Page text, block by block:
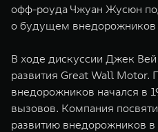
офф-роуда Чжуан Жусюн
о будущем внедорожников
В ходе дискуссии Джек Вей
развития Great Wall Motor.
внедорожников начался в
вызовов. Компания
развитию внедорожников